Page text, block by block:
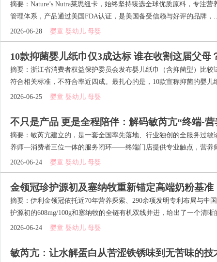
摘要：Nature’s Nutra莱思纽卡，始终坚持臻选全球优质原料，专注
管理体系，产品通过美国FDA认证，是美国备受信赖与好评的品牌，
2026-06-28 婴童 婴幼儿 母婴
10款抑菌婴儿纸巾仅3成达标 谁在收割这届父母
摘要：浙江省消费者权益保护委员会发布婴儿纸巾（含抑菌型）比较
符合相关标准，不符合率近四成。最扎心的是，10款宣称抑菌的婴儿
2026-06-25 婴童 婴幼儿 母婴
不只是产品 更是全程陪伴：解码敏芮亢“终端-
务模式
摘要：敏芮亢建立的，是一套全国率先落地、行业独创的全服务过
养师—消费者三位一体的服务闭环——终端门店提供专业触点，营养
2026-06-24 婴童 婴幼儿 母婴
金领冠珍护源初及塞纳牧重新锚定高端奶粉基准
摘要：伊利金领冠依托近70年营养探索、290余项发明专利布局与中
护源初的608mg/100g和塞纳牧的全链有机双线并进，给出了一个清晰
2026-06-24 婴童 婴幼儿 母婴
敏芮亢：让水解蛋白从苦涩铁锈味到无苦味的技